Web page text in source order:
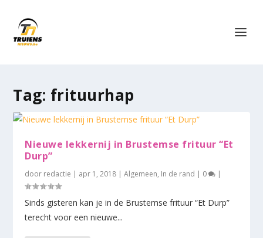
Tag: frituurhap
Nieuwe lekkernij in Brustemse frituur “Et
Durp”
door redactie | apr 1, 2018 |Algemeen, In de rand | 0 |
Sinds gisteren kan je in de Brustemse frituur “Et Durp”
terecht voor een nieuwe...